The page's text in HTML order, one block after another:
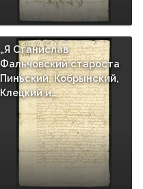
„Я Станислав
Фальчовский староста
Пиньский, Кобрынский,
Клецкий и…